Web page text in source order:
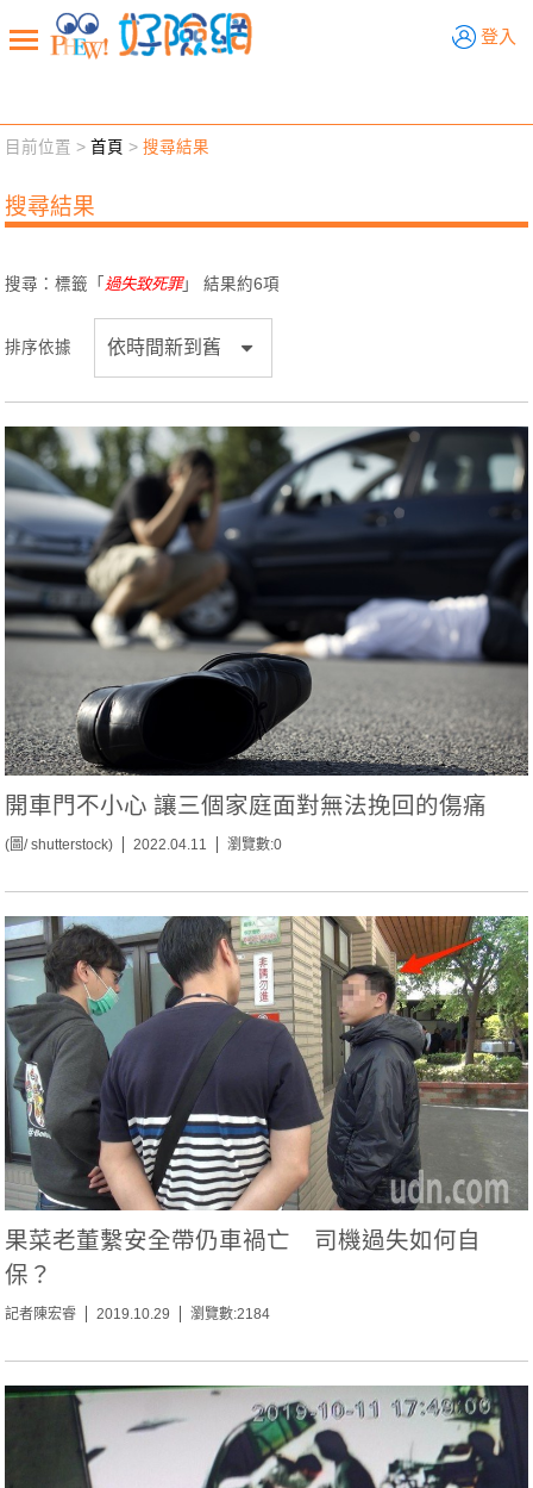
登入
新聞觀點 業務交流
退休先準備 好險學堂 輔銷工具 活動專區
目前位置 >首頁 >搜尋結果
搜尋結果
搜尋：標籤「 過失致死罪」 結果約6項
排序依據
開車門不小心 讓三個家庭面對無法挽回的傷痛
(圖/ shutterstock) 2022.04.11 瀏覽數:0
果菜老董繫安全帶仍車禍亡 司機過失如何自
保？
記者陳宏睿 2019.10.29 瀏覽數:2184